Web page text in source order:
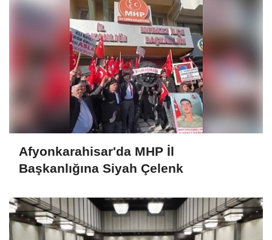
Afyonkarahisar'da MHP İl
Başkanlığına Siyah Çelenk